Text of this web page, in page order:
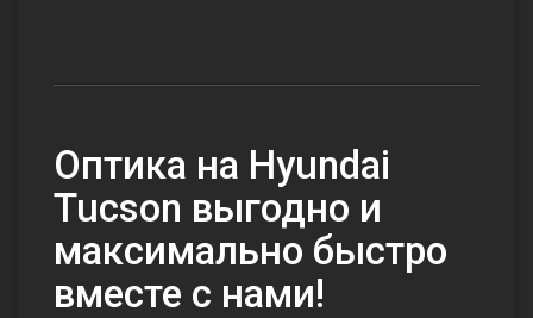
Оптика на Hyundai
Tucson выгодно и
максимально быстро
вместе с нами!